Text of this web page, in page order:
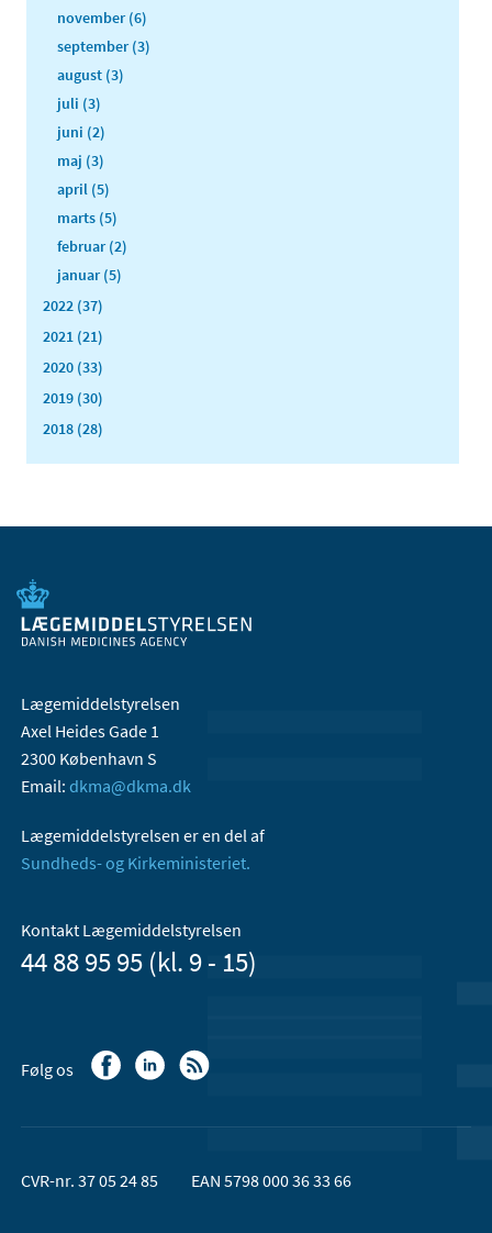
november (6)
september (3)
august (3)
juli (3)
juni (2)
maj (3)
april (5)
marts (5)
februar (2)
januar (5)
2022 (37)
2021 (21)
2020 (33)
2019 (30)
2018 (28)
Lægemiddelstyrelsen
Axel Heides Gade 1
2300 København S
Email: dkma@dkma.dk
Lægemiddelstyrelsen er en del af
Sundheds- og Kirkeministeriet.
Kontakt Lægemiddelstyrelsen
44 88 95 95 (kl. 9 - 15)
Følg os
CVR-nr. 37 05 24 85 EAN 5798 000 36 33 66